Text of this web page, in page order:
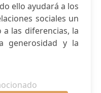
ello ayudará a los
sociales un
las diferencias, la
generosidad y la